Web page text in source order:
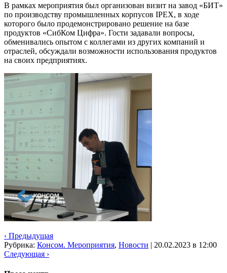
В рамках мероприятия был организован визит на завод «БИТ»
по производству промышленных корпусов IPEX, в ходе
которого было продемонстрировано решение на базе
продуктов «СибКом Цифра». Гости задавали вопросы,
обменивались опытом с коллегами из других компаний и
отраслей, обсуждали возможности использования продуктов
на своих предприятиях.
‹ Предыдущая
Рубрика: Консом. Мероприятия, Новости | 20.02.2023 в 12:00
Следующая ›